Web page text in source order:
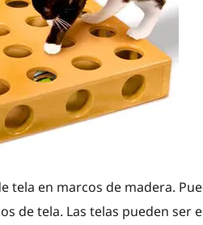
tela en marcos de madera.
de tela. Las telas pueden ser